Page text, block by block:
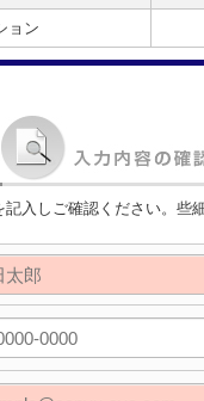
ョン
入しご確認ください。些